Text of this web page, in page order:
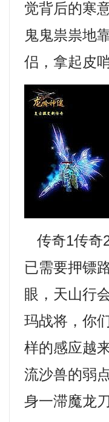
觉背后的寒
鬼鬼祟祟地
侣，拿起皮
传奇1传奇
已需要押镖
眼，天山行
玛战将，你
样的感应越
流沙兽的弱
身一滞魔龙刀